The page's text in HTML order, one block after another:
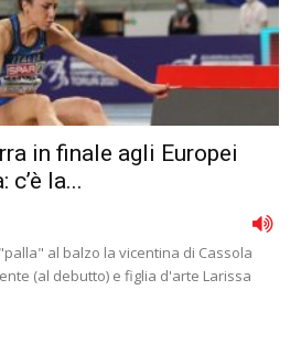
in finale agli Europei
la...
al balzo la vicentina di Cassola
(al debutto) e figlia d'arte Larissa